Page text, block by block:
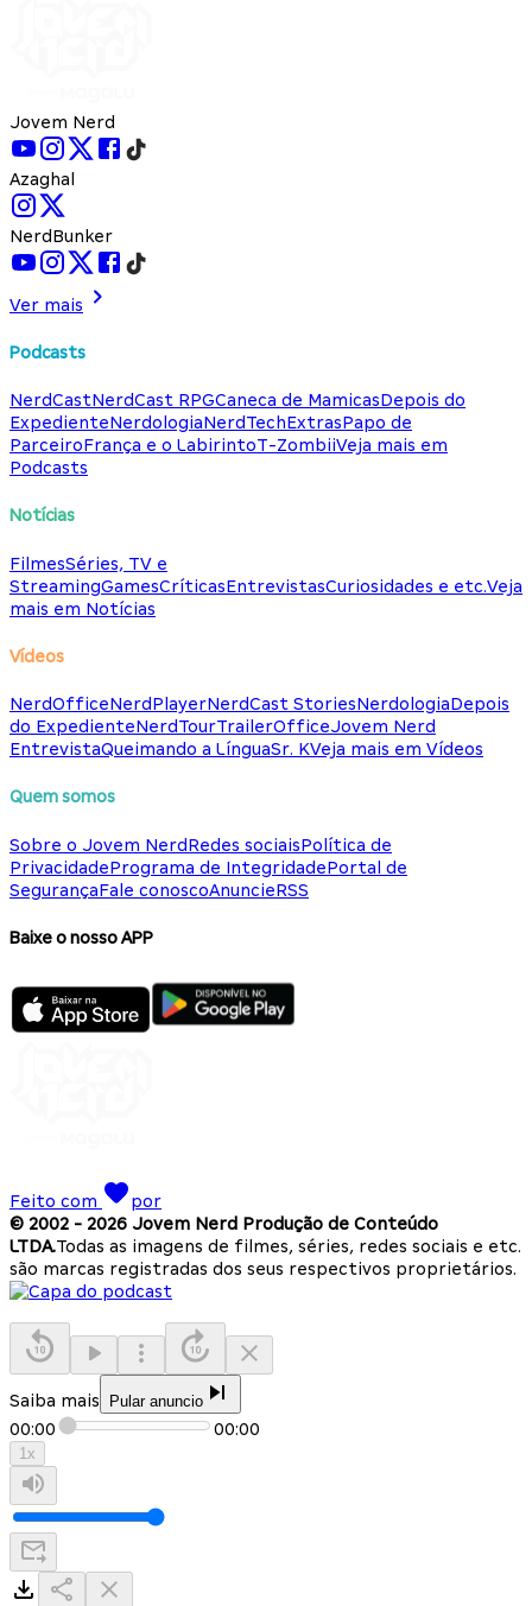
Jovem Nerd
Azaghal
NerdBunker
Ver mais
Podcasts
NerdCastNerdCast RPGCaneca de MamicasDepois do
ExpedienteNerdologiaNerdTechExtrasPapo de
ParceiroFrança e o LabirintoT-ZombiiVeja mais em
Podcasts
Notícias
FilmesSéries, TV e
StreamingGamesCríticasEntrevistasCuriosidades e etc.Veja
mais em Notícias
Vídeos
NerdOfficeNerdPlayerNerdCast StoriesNerdologiaDepois
do ExpedienteNerdTourTrailerOfficeJovem Nerd
EntrevistaQueimando a LínguaSr. KVeja mais em Vídeos
Quem somos
Sobre o Jovem NerdRedes sociaisPolítica de
PrivacidadePrograma de IntegridadePortal de
SegurançaFale conoscoAnuncieRSS
Baixe o nosso APP
Feito com
por
© 2002 - 2026 Jovem Nerd Produção de Conteúdo
LTDA.Todas as imagens de filmes, séries, redes sociais e etc.
são marcas registradas dos seus respectivos proprietários.
Saiba mais Pular anuncio
00:00 00:00
1x